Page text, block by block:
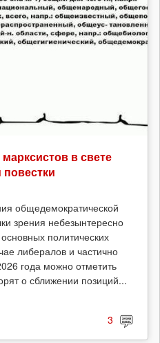
в свете
общедемократической
зрения небезынтересно
политических
либералов и частично
года можно отметить
о сближении позиций...
3